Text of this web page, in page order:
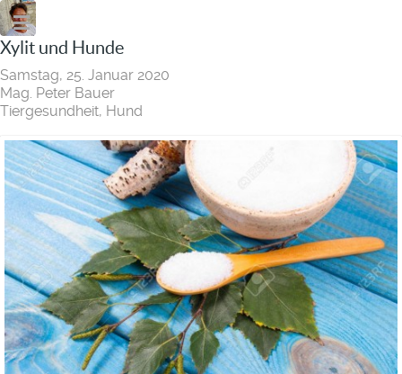
Xylit und Hunde
Samstag, 25. Januar 2020
Mag. Peter Bauer
Tiergesundheit Hund